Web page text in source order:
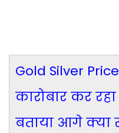
Gold Silver
कारोबार कर
बताया आगे क्या